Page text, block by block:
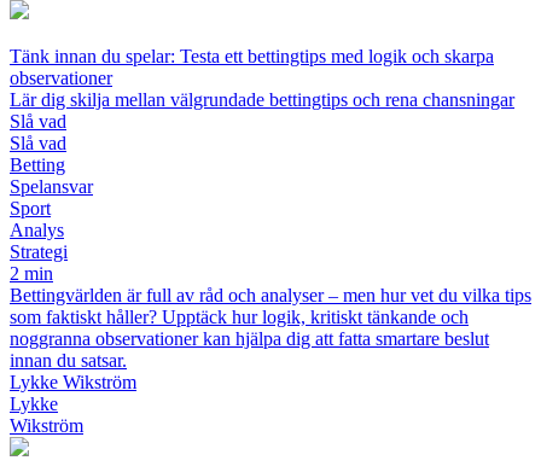
Tänk innan du spelar: Testa ett bettingtips med logik och skarpa
observationer
Lär dig skilja mellan välgrundade bettingtips och rena chansningar
Slå vad
Slå vad
Betting
Spelansvar
Sport
Analys
Strategi
2 min
Bettingvärlden är full av råd och analyser – men hur vet du vilka tips
som faktiskt håller? Upptäck hur logik, kritiskt tänkande och
noggranna observationer kan hjälpa dig att fatta smartare beslut
innan du satsar.
Lykke Wikström
Lykke
Wikström